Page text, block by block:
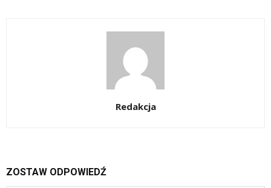
Redakcja
ZOSTAW ODPOWIEDŹ